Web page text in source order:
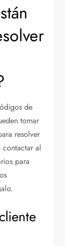
de
tomar
resolver
contactar al
para